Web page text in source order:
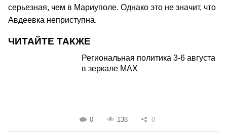
серьезная, чем в Мариуполе. Однако это не значит, что
Авдеевка неприступна.
ЧИТАЙТЕ ТАКЖЕ
Региональная политика 3-6 августа
в зеркале MAX
0 138 0